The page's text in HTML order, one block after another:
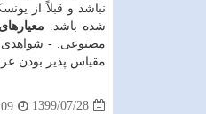
نباشد و قبلاً از
شده باشد.
مصنوعی. - شواهدی
مقیاس پذیر بودن
1399/07/28